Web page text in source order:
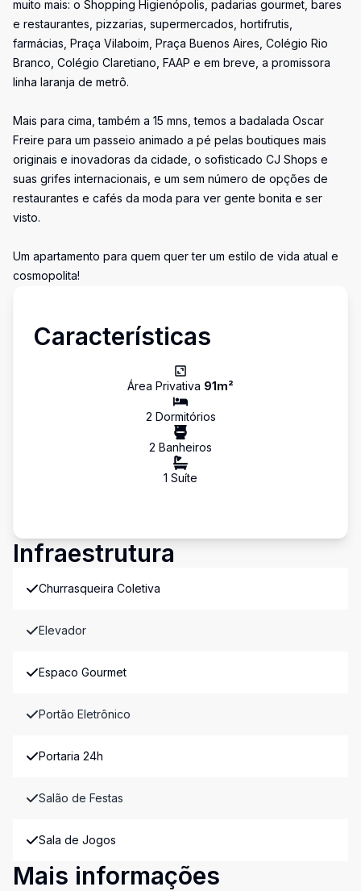
muito mais: o Shopping Higienópolis, padarias gourmet, bares
e restaurantes, pizzarias, supermercados, hortifrutis,
farmácias, Praça Vilaboim, Praça Buenos Aires, Colégio Rio
Branco, Colégio Claretiano, FAAP e em breve, a promissora
linha laranja de metrô.
Mais para cima, também a 15 mns, temos a badalada Oscar
Freire para um passeio animado a pé pelas boutiques mais
originais e inovadoras da cidade, o sofisticado CJ Shops e
suas grifes internacionais, e um sem número de opções de
restaurantes e cafés da moda para ver gente bonita e ser
visto.
Um apartamento para quem quer ter um estilo de vida atual e
cosmopolita!
Características
Área Privativa 91m²
2 Dormitórios
2 Banheiros
1 Suíte
Infraestrutura
Churrasqueira Coletiva
Elevador
Espaco Gourmet
Portão Eletrônico
Portaria 24h
Salão de Festas
Sala de Jogos
Mais informações